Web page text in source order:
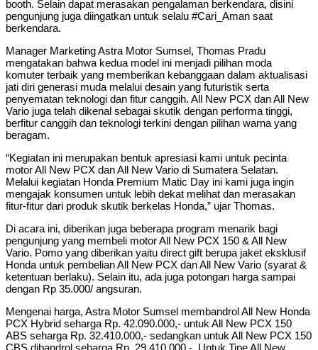
booth. Selain dapat merasakan pengalaman berkendara, disini
pengunjung juga diingatkan untuk selalu #Cari_Aman saat
berkendara.
Manager Marketing Astra Motor Sumsel, Thomas Pradu
mengatakan bahwa kedua model ini menjadi pilihan moda
komuter terbaik yang memberikan kebanggaan dalam aktualisasi
jati diri generasi muda melalui desain yang futuristik serta
penyematan teknologi dan fitur canggih. All New PCX dan All New
Vario juga telah dikenal sebagai skutik dengan performa tinggi,
berfitur canggih dan teknologi terkini dengan pilihan warna yang
beragam.
“Kegiatan ini merupakan bentuk apresiasi kami untuk pecinta
motor All New PCX dan All New Vario di Sumatera Selatan.
Melalui kegiatan Honda Premium Matic Day ini kami juga ingin
mengajak konsumen untuk lebih dekat melihat dan merasakan
fitur-fitur dari produk skutik berkelas Honda,” ujar Thomas.
Di acara ini, diberikan juga beberapa program menarik bagi
pengunjung yang membeli motor All New PCX 150 & All New
Vario. Pomo yang diberikan yaitu direct gift berupa jaket eksklusif
Honda untuk pembelian All New PCX dan All New Vario (syarat &
ketentuan berlaku). Selain itu, ada juga potongan harga sampai
dengan Rp 35.000/ angsuran.
Mengenai harga, Astra Motor Sumsel membandrol All New Honda
PCX Hybrid seharga Rp. 42.090.000,- untuk All New PCX 150
ABS seharga Rp. 32.410.000,- sedangkan untuk All New PCX 150
CBS dibandrol seharga Rp. 29.410.000,-. Untuk Tipe All New